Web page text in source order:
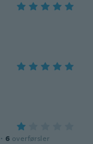
· 6 overførsler